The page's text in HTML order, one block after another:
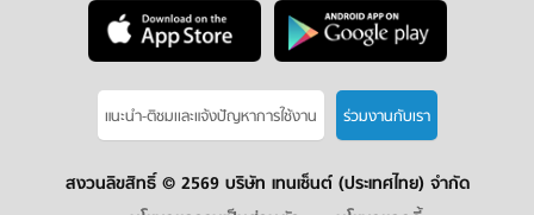
แนะนำ-ติชมเเละแจ้งปัญหาการใช้งาน ร่วมงานกับเรา
สงวนลิขสิทธิ์ © 2569 บริษัท เทนเซ็นต์ (ประเทศไทย) จำกัด